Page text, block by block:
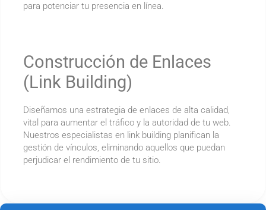
para potenciar tu presencia en línea.
Construcción de Enlaces
(Link Building)
Diseñamos una estrategia de enlaces de alta calidad,
vital para aumentar el tráfico y la autoridad de tu web.
Nuestros especialistas en link building planifican la
gestión de vínculos, eliminando aquellos que puedan
perjudicar el rendimiento de tu sitio.